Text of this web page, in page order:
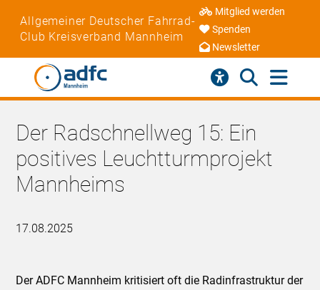
Allgemeiner Deutscher Fahrrad-
Club Kreisverband Mannheim
Mitglied werden
Spenden
Newsletter
Der Radschnellweg 15: Ein
positives Leuchtturmprojekt
Mannheims
17.08.2025
Der ADFC Mannheim kritisiert oft die Radinfrastruktur der